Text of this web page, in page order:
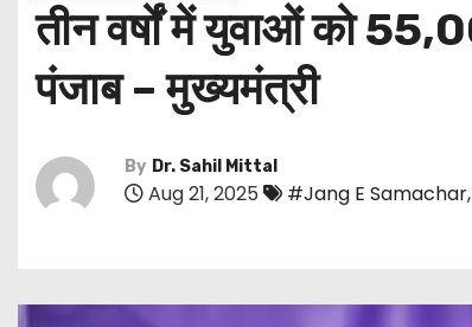
तीन वर्षों में युवाओं को
पंजाब – मुख्यमंत्री
By Dr. Sahil Mittal
Aug 21, 2025 #Jang E Samachar,